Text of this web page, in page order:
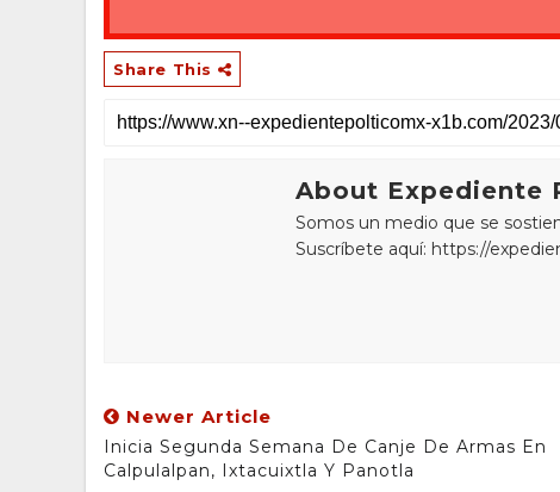
Share This
About Expediente
Somos un medio que se
Suscríbete aquí: https://
Newer Article
Inicia Segunda Semana De Canje De Armas En
Calpulalpan, Ixtacuixtla Y Panotla